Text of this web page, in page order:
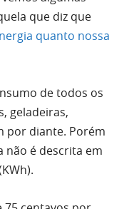
que diz que
quanto nossa
de todos os
geladeiras,
por diante. Porém
não é descrita em